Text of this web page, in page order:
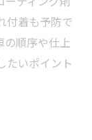
付着も予防で
の順序や仕上
たいポイント